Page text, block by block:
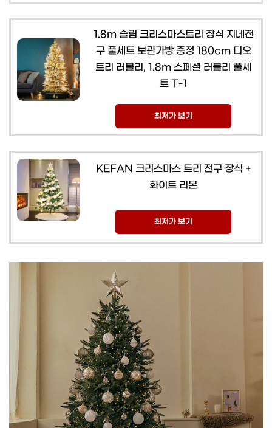
1.8m 슬림 크리스마스트리 장식 지네전
구 풀세트 보관가방 증정 180cm 디오
트리 러블리, 1.8m 스페셜 러블리 풀세
트 T-1
최저가 보기
KEFAN 크리스마스 트리 전구 장식 +
화이트 리본
최저가 보기